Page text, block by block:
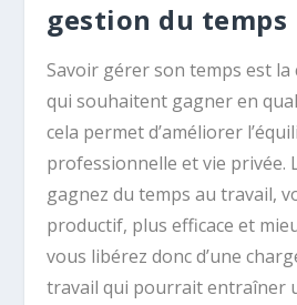
gestion du temps
Savoir gérer son temps est
qui souhaitent gagner en
cela permet d’améliorer
professionnelle et vie privée.
gagnez du temps au travail,
productif, plus efficace et
vous libérez donc d’une
travail qui pourrait entraîner